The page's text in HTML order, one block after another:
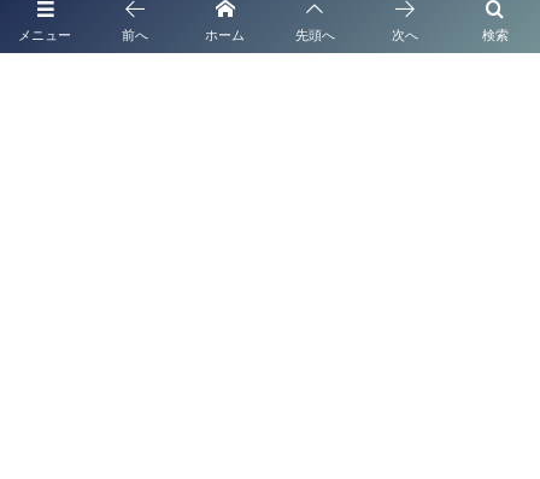
熊本の法人化・会社設立は「補助金」「創業融
資」も同時に成功させる
メニュー 検索
前へ ホーム 先頭へ 次へ